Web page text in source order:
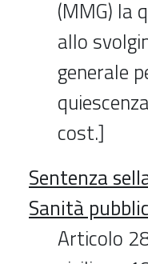
(MMG) la
allo
generale
cost.]
Sentenza
Sanità
Articolo